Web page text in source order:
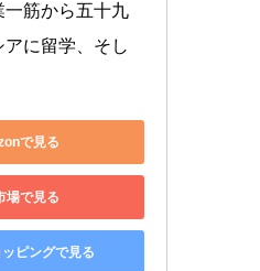
一筋から五十九
に留学、そし
で見る
場で見る
ピングで見る